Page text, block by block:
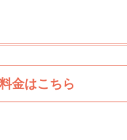
料金はこちら